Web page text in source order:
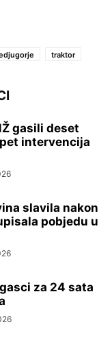
traktor
gasili deset
intervencija
slavila nakon
pobjedu u
za 24 sata